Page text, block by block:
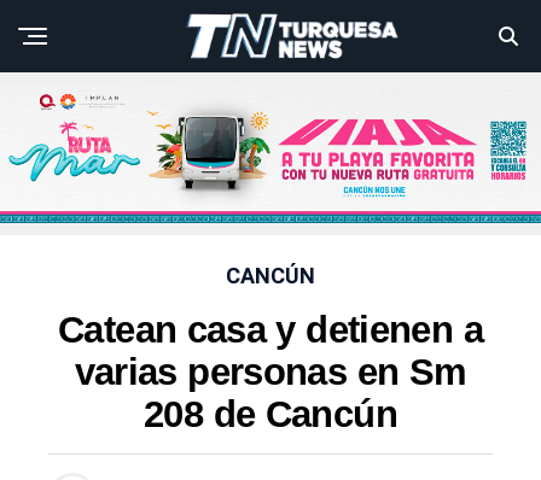
CANCÚN
Catean casa y detienen a
varias personas en Sm
208 de Cancún